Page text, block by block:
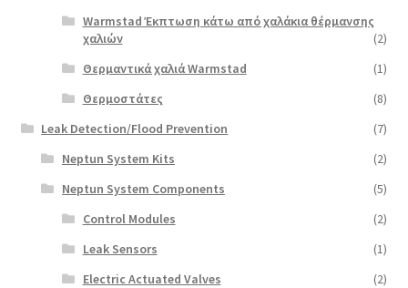
Warmstad Έκπτωση κάτω από χαλάκια θέρμανσης
χαλιών
(2)
Θερμαντικά χαλιά Warmstad
(1)
Θερμοστάτες
(8)
Leak Detection/Flood Prevention
(7)
Neptun System Kits
(2)
Neptun System Components
(5)
Control Modules
(2)
Leak Sensors
(1)
Electric Actuated Valves
(2)